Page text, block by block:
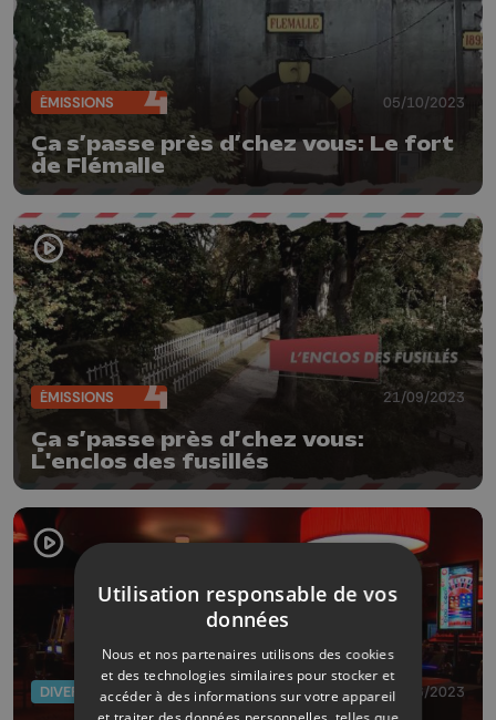
ÉMISSIONS 05/10/2023
Ça s’passe près d’chez vous: Le fort
de Flémalle
ÉMISSIONS 21/09/2023
Ça s’passe près d’chez vous:
L'enclos des fusillés
DIVERS 09/06/2023
Utilisation responsable de vos
données
Nous et nos partenaires utilisons des cookies
et des technologies similaires pour stocker et
accéder à des informations sur votre appareil